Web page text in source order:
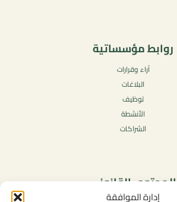
إدارة الموافقة
روابط مؤسساتية
آراء وقرارات
البلاغات
توظيف
الأنشطة
الشراكات
المحتوى القانوني